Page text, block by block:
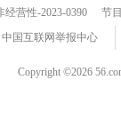
营性-2023-0390
节
中国互联网举报中心
Copyright ©2026